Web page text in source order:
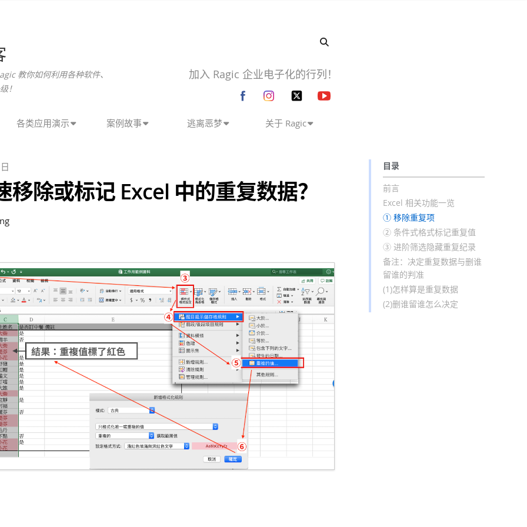
教你如何利用各种软件、
！
加入 Ragic 企业电子化的行列！
各类应用演示 案例故事 逃离恶梦 关于 Ragic
移除或标记 Excel 中的重复数据？
目录
前言
Excel 相关功能一览
① 移除重复项
② 条件式格式标记重复值
③ 进阶筛选隐藏重复纪录
备注：决定重复数据与删谁
留谁的判准
(1)怎样算是重复数据
(2)删谁留谁怎么决定